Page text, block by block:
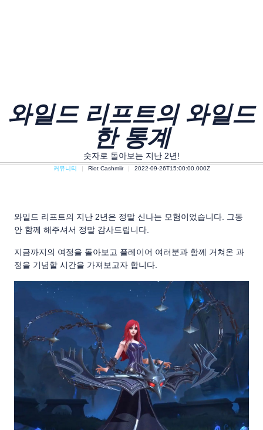
와일드 리프트의 와일드
한 통계
숫자로 돌아보는 지난 2년!
커뮤니티 Riot Cashmiir 2022-09-26T15:00:00.000Z
와일드 리프트의 지난 2년은 정말 신나는 모험이었습니다. 그동
안 함께 해주셔서 정말 감사드립니다.
지금까지의 여정을 돌아보고 플레이어 여러분과 함께 거쳐온 과
정을 기념할 시간을 가져보고자 합니다.